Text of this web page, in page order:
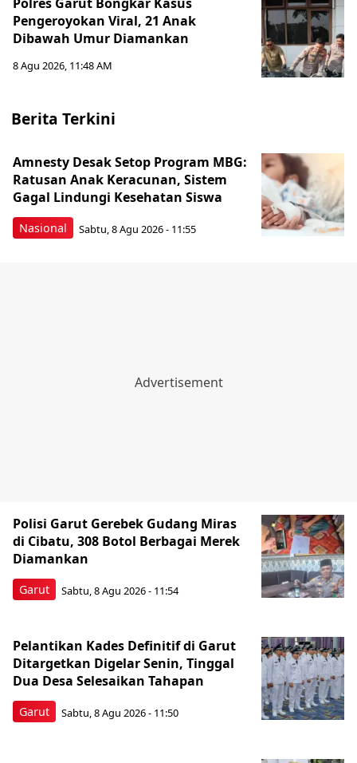
Pengeroyokan Viral, 21 Anak
Dibawah Umur Diamankan
8 Agu 2026, 11:48 AM
Berita Terkini
Nasional
Amnesty Desak Setop Program MBG:
Ratusan Anak Keracunan, Sistem
Gagal Lindungi Kesehatan Siswa
Sabtu, 8 Agu 2026 - 11:55
Garut
Polisi Garut Gerebek Gudang Miras
di Cibatu, 308 Botol Berbagai Merek
Diamankan
Sabtu, 8 Agu 2026 - 11:54
Garut
Pelantikan Kades Definitif di Garut
Ditargetkan Digelar Senin, Tinggal
Dua Desa Selesaikan Tahapan
Sabtu, 8 Agu 2026 - 11:50